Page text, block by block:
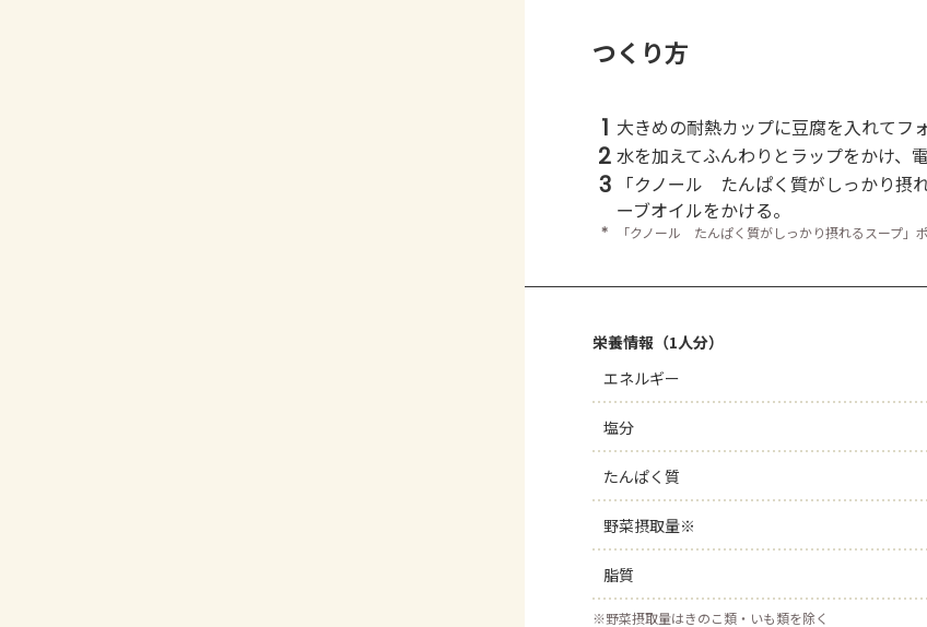
つくり方
1 大きめの耐熱カップに豆腐を入れてフ
2 水を加えてふんわりとラップをかけ、
3
「クノール たんぱく質がしっかり摂
ーブオイルをかける。
＊ 「クノール たんぱく質がしっかり摂れるスープ」
栄養情報（1人分）
エネルギー
塩分
たんぱく質
野菜摂取量※
脂質
※野菜摂取量はきのこ類・いも類を除く